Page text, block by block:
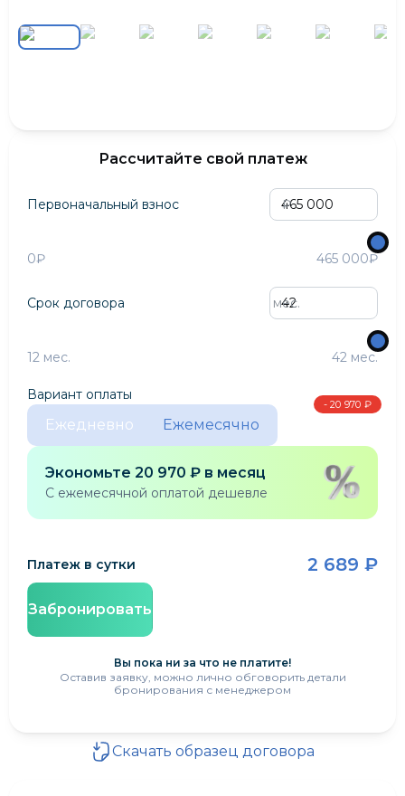
Рассчитайте свой платеж
Первоначальный взнос ₽
0₽ 465 000₽
Срок договора мес.
12 мес. 42 мес.
Вариант оплаты
Ежедневно Ежемесячно
- 20 970 ₽
Экономьте 20 970 ₽ в месяц
С ежемесячной оплатой дешевле
Платеж в сутки 2 689 ₽
Забронировать
Вы пока ни за что не платите!
Оставив заявку, можно лично обговорить детали
бронирования с менеджером
Скачать образец договора